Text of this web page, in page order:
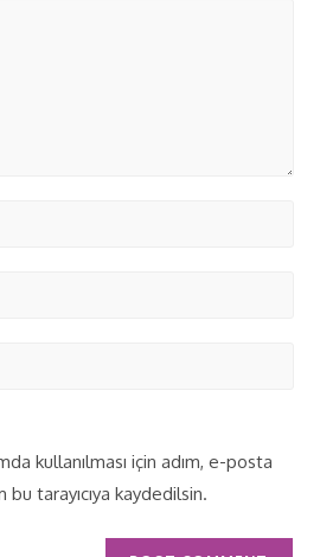
kullanılması için adım, e-posta
tarayıcıya kaydedilsin.